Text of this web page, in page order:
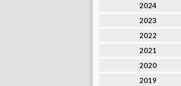
2024
2023
2022
2021
2020
2019